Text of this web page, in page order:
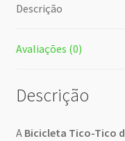
Descrição
Avaliações (0)
Descrição
A Bicicleta Tico-Tico